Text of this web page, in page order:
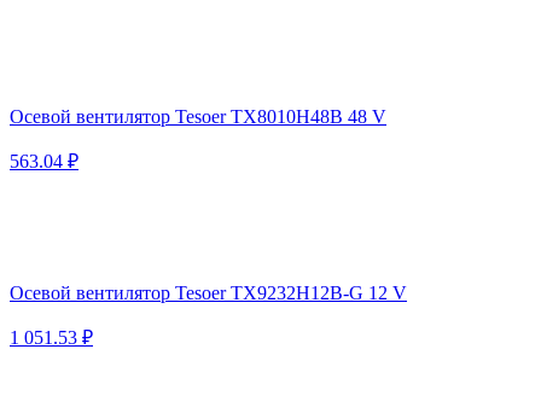
Осевой вентилятор Tesoer TX8010H48B 48 V
563.04 ₽
Осевой вентилятор Tesoer TX9232H12B-G 12 V
1 051.53 ₽